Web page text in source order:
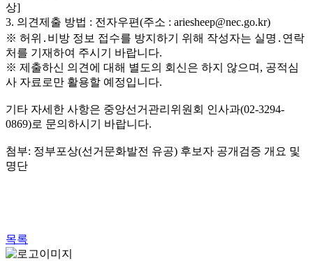
상]
3. 의견제출 방법 : 전자우편(주소 : ariesheep@nec.go.kr)
※ 허위․비방 정보 접수를 방지하기 위해 작성자는 실명․연락
처를 기재하여 주시기 바랍니다.
※ 제출하신 의견에 대해 별도의 회신은 하지 않으며, 공적심
사 자료로만 활용할 예정입니다.
기타 자세한 사항은 중앙선거관리위원회 인사과(02-3294-
0869)로 문의하시기 바랍니다.
첨부: 정부포상(선거문화발전 유공) 후보자 공개검증 개요 및
명단
목록